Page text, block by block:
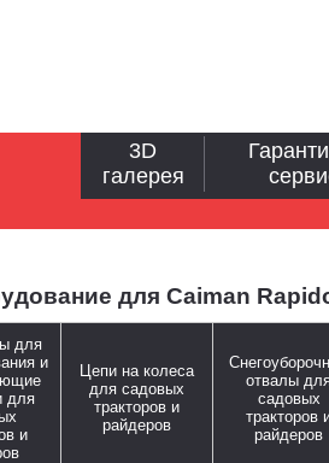
для Caiman
для
и
для
и
Цепи на колеса
для садовых
тракторов и
райдеров
отвалы
садовых
тракторов
райдеров
3D
галерея